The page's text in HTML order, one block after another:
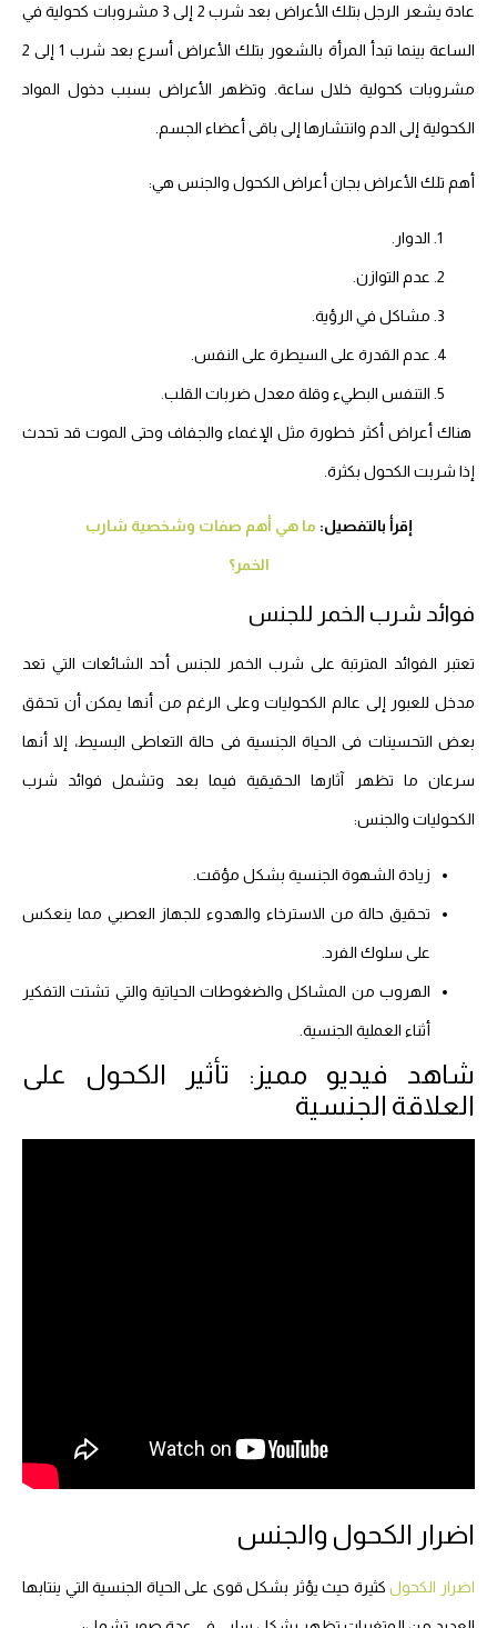
عادة يشعر الرجل بتلك الأعراض بعد شرب 2 إلى 3 مشروبات كحولية في
الساعة بينما تبدأ المرأة بالشعور بتلك الأعراض أسرع بعد شرب 1 إلى 2
مشروبات كحولية خلال ساعة. وتظهر الأعراض بسبب دخول المواد
الكحولية إلى الدم وانتشارها إلى باقى أعضاء الجسم.
أهم تلك الأعراض بجان أعراض الكحول والجنس هي:
الدوار.
عدم التوازن.
مشاكل في الرؤية.
عدم القدرة على السيطرة على النفس.
التنفس البطيء وقلة معدل ضربات القلب.
هناك أعراض أكثر خطورة مثل الإغماء والجفاف وحتى الموت قد تحدث
إذا شربت الكحول بكثرة.
إقرأ بالتفصيل: ما هي أهم صفات وشخصية شارب
الخمر؟
فوائد شرب الخمر للجنس
تعتبر الفوائد المترتبة على شرب الخمر للجنس أحد الشائعات التي تعد
مدخل للعبور إلى عالم الكحوليات وعلى الرغم من أنها يمكن أن تحقق
بعض التحسينات فى الحياة الجنسية فى حالة التعاطى البسيط، إلا أنها
سرعان ما تظهر آثارها الحقيقية فيما بعد وتشمل فوائد شرب
الكحوليات والجنس:
زيادة الشهوة الجنسية بشكل مؤقت.
تحقيق حالة من الاسترخاء والهدوء للجهاز العصبي مما ينعكس
على سلوك الفرد.
الهروب من المشاكل والضغوطات الحياتية والتي تشتت التفكير
أثناء العملية الجنسية.
شاهد فيديو مميز: تأثير الكحول على
العلاقة الجنسية
اضرار الكحول والجنس
اضرار الكحولكثيرة حيث يؤثر بشكل قوى على الحياة الجنسية التي ينتابها